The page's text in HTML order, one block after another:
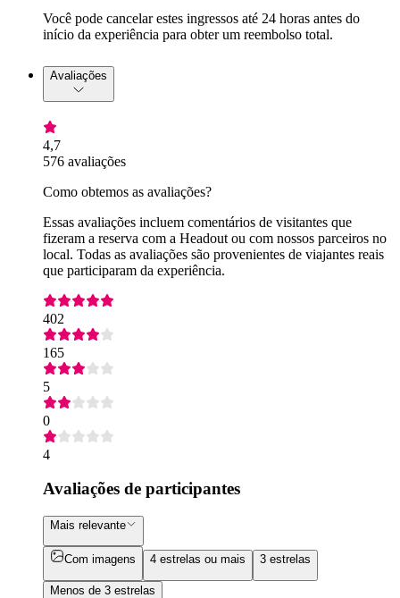
Você pode cancelar estes ingressos até 24 horas antes do
início da experiência para obter um reembolso total.
Avaliações
4,7
576 avaliações
Como obtemos as avaliações?
Essas avaliações incluem comentários de visitantes que
fizeram a reserva com a Headout ou com nossos parceiros no
local. Todas as avaliações são provenientes de viajantes reais
que participaram da experiência.
402
165
5
0
4
Avaliações de participantes
Mais relevante
Com imagens 4 estrelas ou mais 3 estrelas
Menos de 3 estrelas